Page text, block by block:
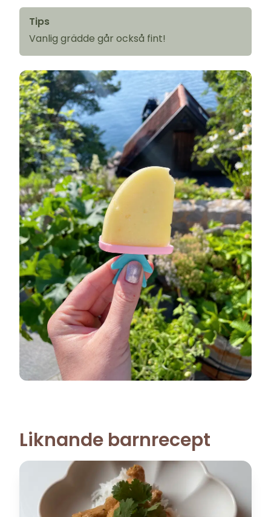
Tips
Vanlig grädde går också fint!
Liknande barnrecept